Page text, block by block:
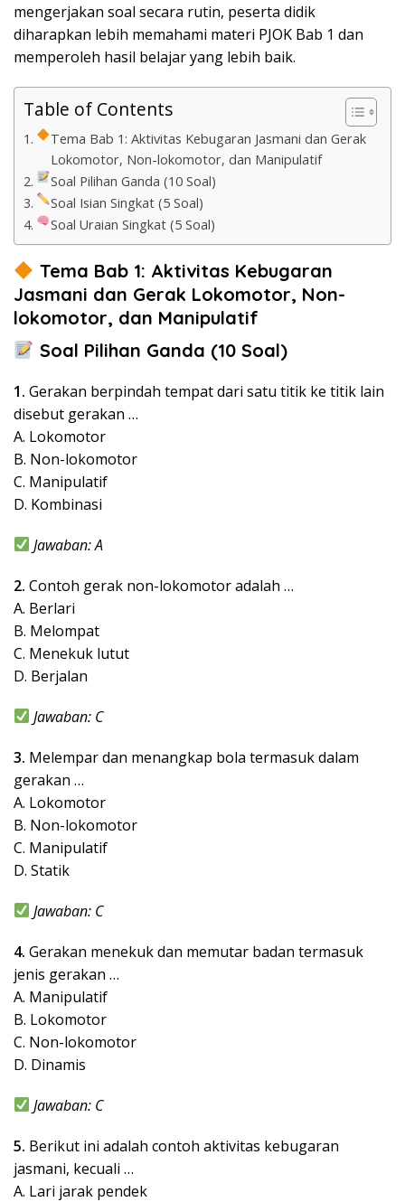
mengerjakan soal secara rutin, peserta didik
diharapkan lebih memahami materi PJOK Bab 1 dan
memperoleh hasil belajar yang lebih baik.
Table of Contents
Tema Bab 1: Aktivitas Kebugaran Jasmani dan Gerak
Lokomotor, Non-lokomotor, dan Manipulatif
Soal Pilihan Ganda (10 Soal)
Soal Isian Singkat (5 Soal)
Soal Uraian Singkat (5 Soal)
Tema Bab 1: Aktivitas Kebugaran
Jasmani dan Gerak Lokomotor, Non-
lokomotor, dan Manipulatif
Soal Pilihan Ganda (10 Soal)
1. Gerakan berpindah tempat dari satu titik ke titik lain
disebut gerakan …
A. Lokomotor
B. Non-lokomotor
C. Manipulatif
D. Kombinasi
Jawaban: A
2. Contoh gerak non-lokomotor adalah …
A. Berlari
B. Melompat
C. Menekuk lutut
D. Berjalan
Jawaban: C
3. Melempar dan menangkap bola termasuk dalam
gerakan …
A. Lokomotor
B. Non-lokomotor
C. Manipulatif
D. Statik
Jawaban: C
4. Gerakan menekuk dan memutar badan termasuk
jenis gerakan …
A. Manipulatif
B. Lokomotor
C. Non-lokomotor
D. Dinamis
Jawaban: C
5. Berikut ini adalah contoh aktivitas kebugaran
jasmani, kecuali …
A. Lari jarak pendek